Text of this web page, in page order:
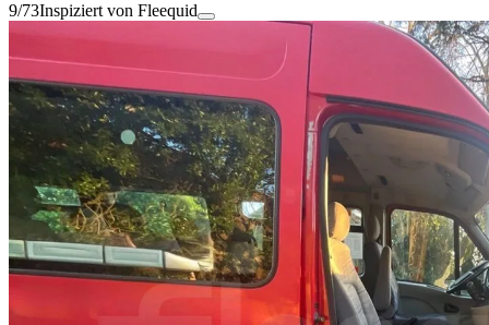
9/73Inspiziert von Fleequid